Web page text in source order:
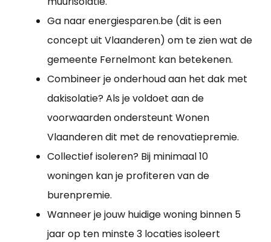
Ga naar energiesparen.be (dit is een
concept uit Vlaanderen) om te zien wat de
gemeente Fernelmont kan betekenen.
Combineer je onderhoud aan het dak met
dakisolatie? Als je voldoet aan de
voorwaarden ondersteunt Wonen
Vlaanderen dit met de renovatiepremie.
Collectief isoleren? Bij minimaal 10
woningen kan je profiteren van de
burenpremie.
Wanneer je jouw huidige woning binnen 5
jaar op ten minste 3 locaties isoleert